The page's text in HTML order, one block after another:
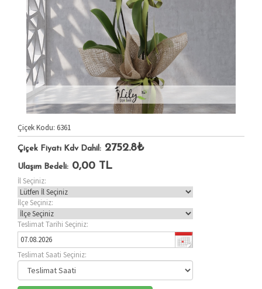
Çiçek Kodu: 6361
Çiçek Fiyatı Kdv Dahil: 2752.8₺
Ulaşım Bedeli: 0,00 TL
İl Seçiniz:
İlçe Seçiniz:
Teslimat Tarihi Seçiniz:
Teslimat Saati Seçiniz: